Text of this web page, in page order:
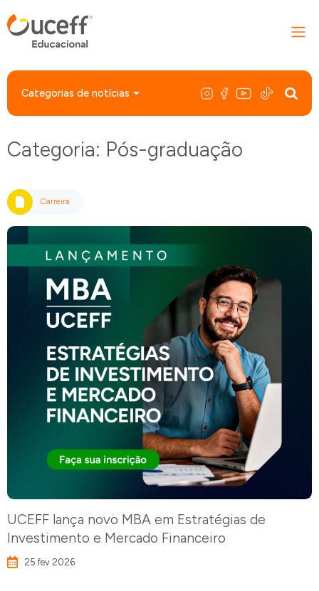
Categorias de notícias
Categoria: Pós-graduação
Carreira
UCEFF lança novo MBA em Estratégias de
Investimento e Mercado Financeiro
25 fev 2026